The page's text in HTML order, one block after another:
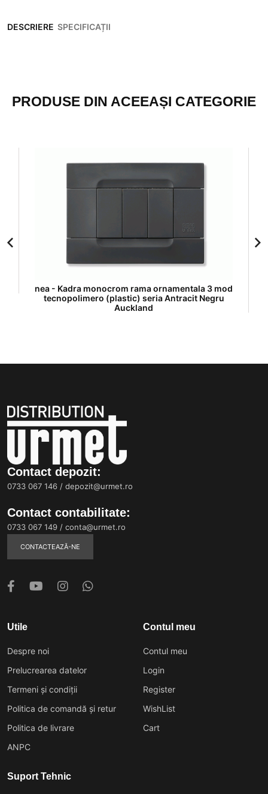
DESCRIERE SPECIFICAȚII
PRODUSE DIN ACEEAȘI CATEGORIE
nea - Kadra monocrom rama ornamentala 3 mod
tecnopolimero (plastic) seria Antracit Negru
Auckland
Contact depozit:
0733 067 146 / depozit@urmet.ro
Contact contabilitate:
0733 067 149 / conta@urmet.ro
CONTACTEAZĂ-NE
Utile
Despre noi
Prelucrearea datelor
Termeni și condiții
Politica de comandă și retur
Politica de livrare
ANPC
Contul meu
Contul meu
Login
Register
WishList
Cart
Suport Tehnic